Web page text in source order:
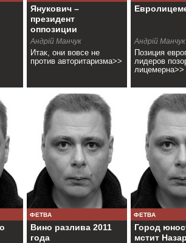
Янукович –
президент
оппозиции
Андрій Манчук
Итак, они вовсе не
против авторитаризма>>
Андрій Манчук
Позиция
лидеров
лицемерна>>
ФЕТВА
Вино разлива 2011
года
ФЕТВА
Город
мстит